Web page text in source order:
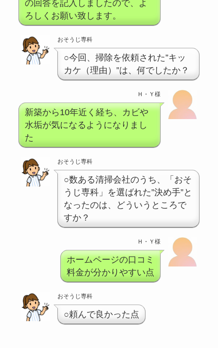
の回答を記入しましたので、よ
ろしくお願い致します。
おそうじ専科
○今回、掃除を依頼された”キッ
カケ（理由）”は、何でしたか？
Ｈ・Ｙ様
新築から10年近く経ち、カビや
水垢が気になるようになりまし
た
おそうじ専科
○数ある清掃会社のうち、「おそ
うじ専科」を選ばれた”決め手”と
なったのは、どういうところで
すか？
Ｈ・Ｙ様
ホームページの口コミ
料金が分かりやすい点
おそうじ専科
○頼んで良かった点